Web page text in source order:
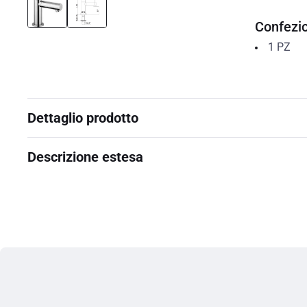
1 PZ
Dettaglio prodotto
Descrizione estesa